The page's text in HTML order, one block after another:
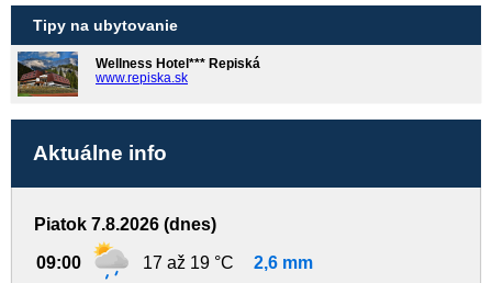
Tipy na ubytovanie
Wellness Hotel*** Repiská
www.repiska.sk
Aktuálne info
Piatok 7.8.2026 (dnes)
09:00 17 až 19 °C 2,6 mm